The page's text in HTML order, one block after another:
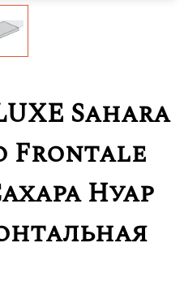
Sahara
Frontale
Нуар